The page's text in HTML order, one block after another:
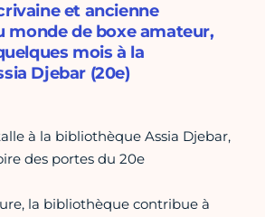
et ancienne
monde de boxe amateur,
mois à la
Djebar (20e)
à la bibliothèque Assia Djebar,
des portes du 20e
la bibliothèque contribue à